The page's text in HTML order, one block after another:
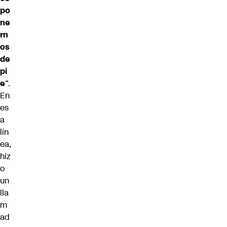
po
ne
rn
os
de
pi
e“.
En
es
a
lín
ea,
hiz
o
un
lla
m
ad